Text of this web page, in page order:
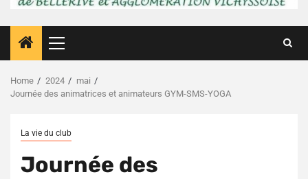
Primary
Menu
Home 2024
mai
Journée des animatrices et animateurs GYM-SMS-YOGA
La vie du club
Journée des